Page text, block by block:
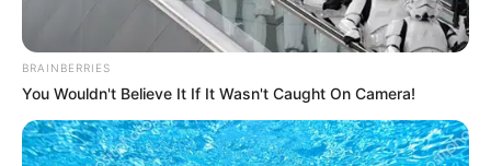
BRAINBERRIES
You Wouldn't Believe It If It Wasn't Caught On Camera!